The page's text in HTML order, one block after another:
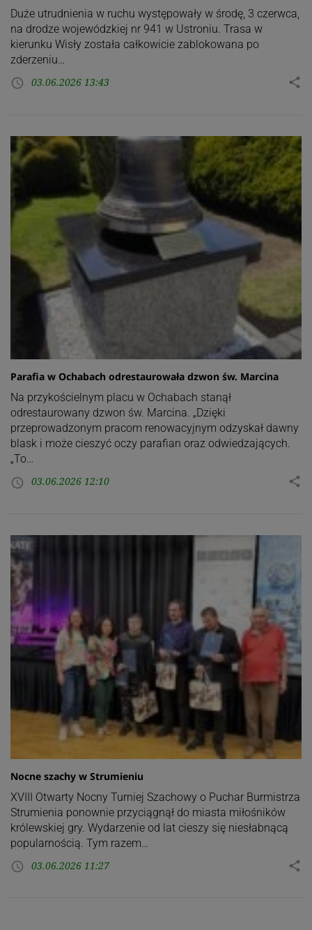
Duże utrudnienia w ruchu występowały w środę, 3 czerwca,
na drodze wojewódzkiej nr 941 w Ustroniu. Trasa w
kierunku Wisły została całkowicie zablokowana po
zderzeniu…
access_time 03.06.2026 13:43 share
Parafia w Ochabach odrestaurowała dzwon św. Marcina
Na przykościelnym placu w Ochabach stanął
odrestaurowany dzwon św. Marcina. „Dzięki
przeprowadzonym pracom renowacyjnym odzyskał dawny
blask i może cieszyć oczy parafian oraz odwiedzających.
„To…
access_time 03.06.2026 12:10 share
Nocne szachy w Strumieniu
XVIII Otwarty Nocny Turniej Szachowy o Puchar Burmistrza
Strumienia ponownie przyciągnął do miasta miłośników
królewskiej gry. Wydarzenie od lat cieszy się niesłabnącą
popularnością. Tym razem…
access_time 03.06.2026 11:27 share